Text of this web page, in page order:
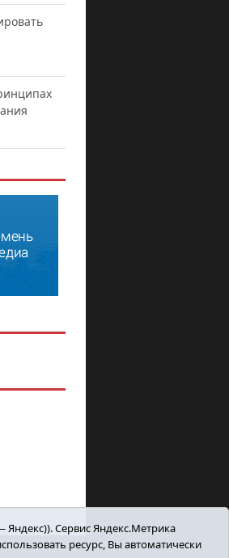
Яндекс)). Сервис Яндекс.Метрика
ресурс, Вы автоматически